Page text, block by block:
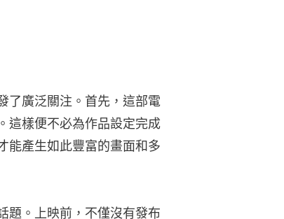
了廣泛關注。首先，這部電
這樣便不必為作品設定完成
能產生如此豐富的畫面和多
題。上映前，不僅沒有發布